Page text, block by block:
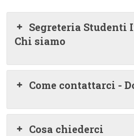
Segreteria Studenti
Chi siamo
Come contattarci -
Cosa chiederci